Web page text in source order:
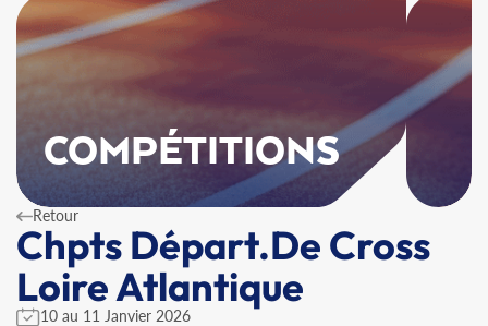
COMPÉTITIONS
Retour
Chpts Départ.De Cross
Loire Atlantique
10 au 11 Janvier 2026